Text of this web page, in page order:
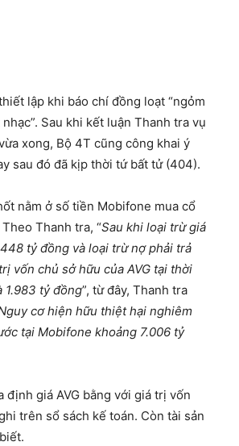
lập khi báo chí đồng loạt “ngỏm
Sau khi kết luận Thanh tra vụ
xong, Bộ 4T cũng công khai ý
sau đó đã kịp thời tứ bất tử (404).
nằm ở số tiền Mobifone mua cổ
Thanh tra, “Sau khi loại trừ giá
tỷ đồng và loại trừ nợ phải trả
vốn chủ sở hữu của AVG tại thời
1.983 tỷ đồng”, từ đây, Thanh tra
cơ hiện hữu thiệt hại nghiêm
tại Mobifone khoảng 7.006 tỷ
định giá AVG bằng với giá trị vốn
trên sổ sách kế toán. Còn tài sản